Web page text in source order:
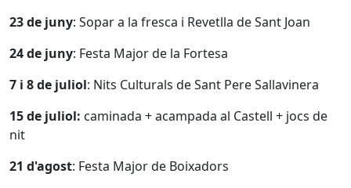
23 de juny: Sopar a la fresca i Revetlla de Sant Joan
24 de juny: Festa Major de la Fortesa
7 i 8 de juliol: Nits Culturals de Sant Pere Sallavinera
15 de juliol: caminada + acampada al Castell + jocs de
nit
21 d'agost: Festa Major de Boixadors